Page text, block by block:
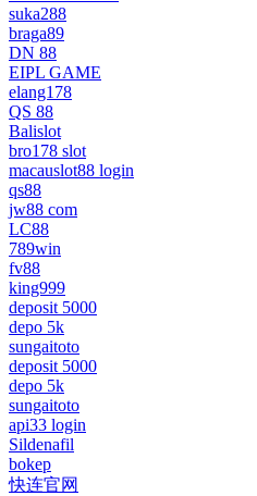
suka288
braga89
DN 88
EIPL GAME
elang178
QS 88
Balislot
bro178 slot
macauslot88 login
qs88
jw88 com
LC88
789win
fv88
king999
deposit 5000
depo 5k
sungaitoto
deposit 5000
depo 5k
sungaitoto
api33 login
Sildenafil
bokep
快连官网